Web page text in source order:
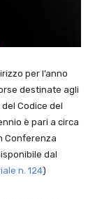
per l’anno
destinate agli
Codice del
è pari a circa
Conferenza
dal
n. 124)